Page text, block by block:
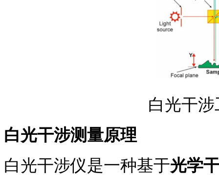
白光干涉
白光干涉测量原理
白光干涉仪是一种基于光学